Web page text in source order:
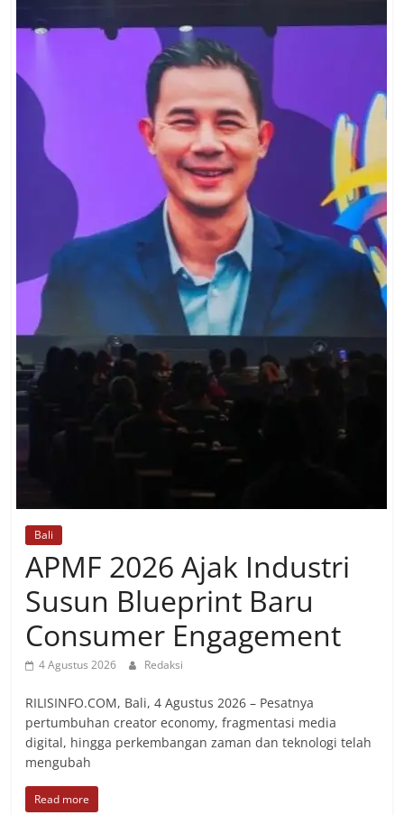
Bali
APMF 2026 Ajak Industri
Susun Blueprint Baru
Consumer Engagement
4 Agustus 2026 Redaksi
RILISINFO.COM, Bali, 4 Agustus 2026 – Pesatnya
pertumbuhan creator economy, fragmentasi media
digital, hingga perkembangan zaman dan teknologi telah
mengubah
Read more